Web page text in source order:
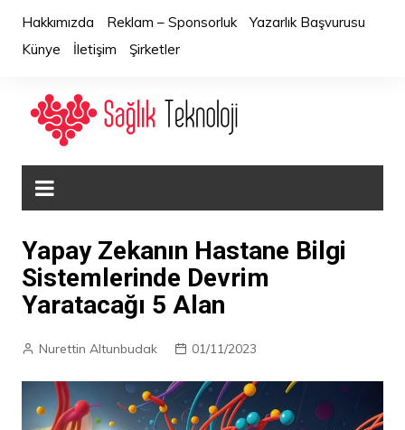
content
Hakkımızda Reklam – Sponsorluk
Yazarlık Başvurusu
Künye
İletişim Şirketler
Yapay Zekanın Hastane Bilgi
Sistemlerinde Devrim
Yaratacağı 5 Alan
Nurettin Altunbudak 01/11/2023